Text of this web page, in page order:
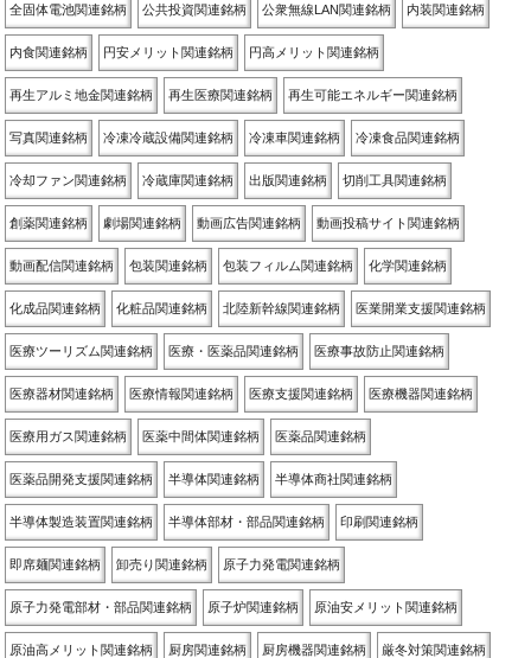
全固体電池関連銘柄 公共投資関連銘柄 公衆無線LAN関連銘柄 内装関連銘柄
内食関連銘柄 円安メリット関連銘柄 円高メリット関連銘柄
再生アルミ地金関連銘柄 再生医療関連銘柄 再生可能エネルギー関連銘柄
写真関連銘柄 冷凍冷蔵設備関連銘柄 冷凍車関連銘柄 冷凍食品関連銘柄
冷却ファン関連銘柄 冷蔵庫関連銘柄 出版関連銘柄 切削工具関連銘柄
創薬関連銘柄 劇場関連銘柄 動画広告関連銘柄 動画投稿サイト関連銘柄
動画配信関連銘柄 包装関連銘柄 包装フィルム関連銘柄 化学関連銘柄
化成品関連銘柄 化粧品関連銘柄 北陸新幹線関連銘柄 医業開業支援関連銘柄
医療ツーリズム関連銘柄 医療・医薬品関連銘柄 医療事故防止関連銘柄
医療器材関連銘柄 医療情報関連銘柄 医療支援関連銘柄 医療機器関連銘柄
医療用ガス関連銘柄 医薬中間体関連銘柄 医薬品関連銘柄
医薬品開発支援関連銘柄 半導体関連銘柄 半導体商社関連銘柄
半導体製造装置関連銘柄 半導体部材・部品関連銘柄 印刷関連銘柄
即席麺関連銘柄 卸売り関連銘柄 原子力発電関連銘柄
原子力発電部材・部品関連銘柄 原子炉関連銘柄 原油安メリット関連銘柄
原油高メリット関連銘柄 厨房関連銘柄 厨房機器関連銘柄 厳冬対策関連銘柄